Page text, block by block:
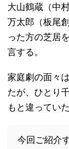
大山鶴蔵（中
万太郎（板尾
った方の芝居
言する。
家庭劇の面々
たが、ひとり
もと違ってい
今回ご紹介